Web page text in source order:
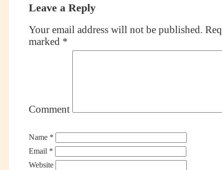
Leave a Reply
Your email address will not be published.
marked *
Comment
Name *
Email *
Website